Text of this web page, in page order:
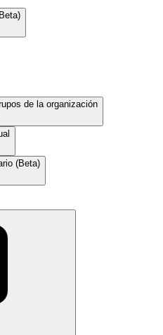
de la organización
(Beta)